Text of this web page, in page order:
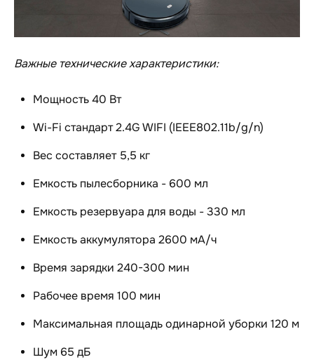
Важные технические характеристики:
Мощность 40 Вт
Wi-Fi стандарт 2.4G WIFI (IEEE802.11b/g/n)
Вес составляет 5,5 кг
Емкость пылесборника - 600 мл
Емкость резервуара для воды - 330 мл
Емкость аккумулятора 2600 мА/ч
Время зарядки 240-300 мин
Рабочее время 100 мин
Максимальная площадь одинарной уборки 120 м
Шум 65 дБ